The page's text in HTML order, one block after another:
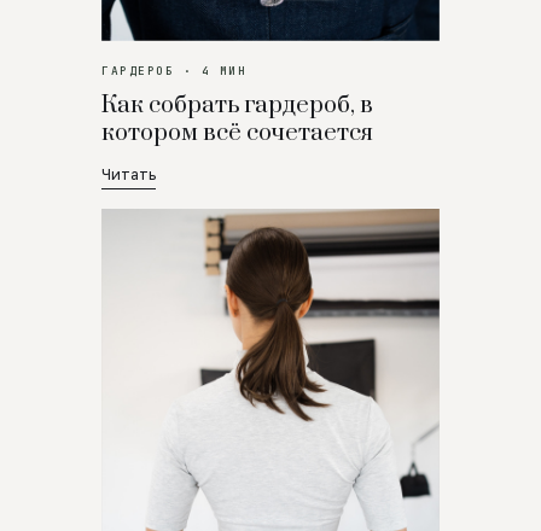
ГАРДЕРОБ · 4 МИН
Как собрать гардероб, в
котором всё сочетается
Читать